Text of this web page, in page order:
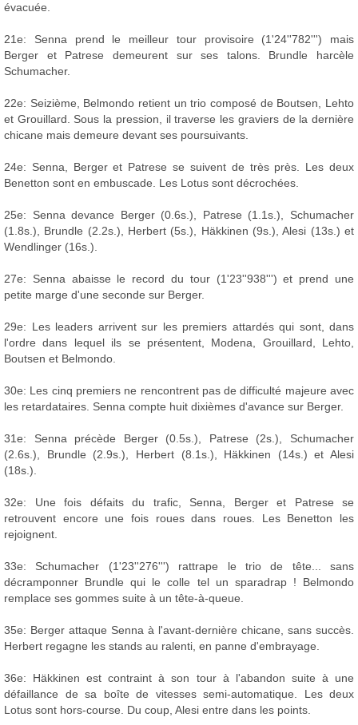
évacuée.
21e: Senna prend le meilleur tour provisoire (1'24''782''') mais
Berger et Patrese demeurent sur ses talons. Brundle harcèle
Schumacher.
22e: Seizième, Belmondo retient un trio composé de Boutsen, Lehto
et Grouillard. Sous la pression, il traverse les graviers de la dernière
chicane mais demeure devant ses poursuivants.
24e: Senna, Berger et Patrese se suivent de très près. Les deux
Benetton sont en embuscade. Les Lotus sont décrochées.
25e: Senna devance Berger (0.6s.), Patrese (1.1s.), Schumacher
(1.8s.), Brundle (2.2s.), Herbert (5s.), Häkkinen (9s.), Alesi (13s.) et
Wendlinger (16s.).
27e: Senna abaisse le record du tour (1'23''938''') et prend une
petite marge d'une seconde sur Berger.
29e: Les leaders arrivent sur les premiers attardés qui sont, dans
l'ordre dans lequel ils se présentent, Modena, Grouillard, Lehto,
Boutsen et Belmondo.
30e: Les cinq premiers ne rencontrent pas de difficulté majeure avec
les retardataires. Senna compte huit dixièmes d'avance sur Berger.
31e: Senna précède Berger (0.5s.), Patrese (2s.), Schumacher
(2.6s.), Brundle (2.9s.), Herbert (8.1s.), Häkkinen (14s.) et Alesi
(18s.).
32e: Une fois défaits du trafic, Senna, Berger et Patrese se
retrouvent encore une fois roues dans roues. Les Benetton les
rejoignent.
33e: Schumacher (1'23''276''') rattrape le trio de tête... sans
décramponner Brundle qui le colle tel un sparadrap ! Belmondo
remplace ses gommes suite à un tête-à-queue.
35e: Berger attaque Senna à l'avant-dernière chicane, sans succès.
Herbert regagne les stands au ralenti, en panne d'embrayage.
36e: Häkkinen est contraint à son tour à l'abandon suite à une
défaillance de sa boîte de vitesses semi-automatique. Les deux
Lotus sont hors-course. Du coup, Alesi entre dans les points.